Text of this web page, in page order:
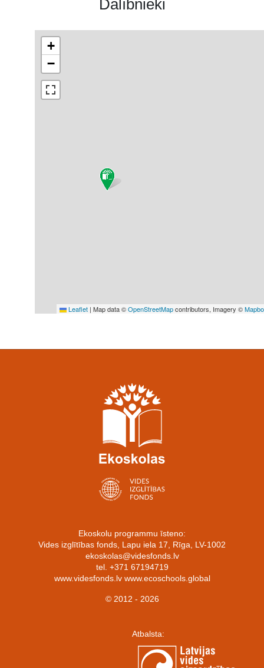
Dalībnieki
+
−
Leaflet | Map data ©OpenStreetMapcontributors, Imagery ©
Ekoskolu programmu īsteno:
Vides izglītības fonds, Lapu iela 17, Rīga, LV-1002
ekoskolas@videsfonds.lv
tel. +371 67194719
www.videsfonds.lv www.ecoschools.global
© 2012 - 2026
Atbalsta: